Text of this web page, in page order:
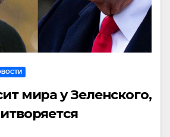
мира у Зеленского,